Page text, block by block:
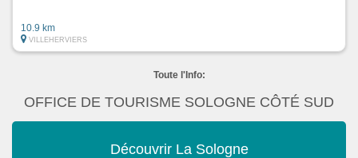
10.9 km
VILLEHERVIERS
Toute l'Info:
OFFICE DE TOURISME SOLOGNE CÔTÉ SUD
Découvrir La Sologne